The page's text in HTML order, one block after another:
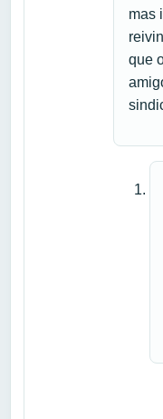
mas
que